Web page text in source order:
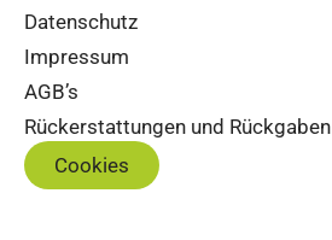
Datenschutz
Impressum
AGB’s
Rückerstattungen und Rückgaben
Cookies